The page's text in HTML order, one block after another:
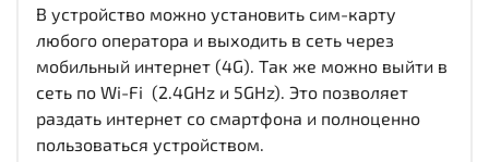
В устройство можно установить сим-карту
любого оператора и выходить в сеть через
мобильный интернет (4G). Так же можно выйти в
сеть по Wi-Fi (2.4GHz и 5GHz). Это позволяет
раздать интернет со смартфона и полноценно
пользоваться устройством.